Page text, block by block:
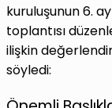
kuruluşunun 6.
toplantısı
ilişkin
söyledi: